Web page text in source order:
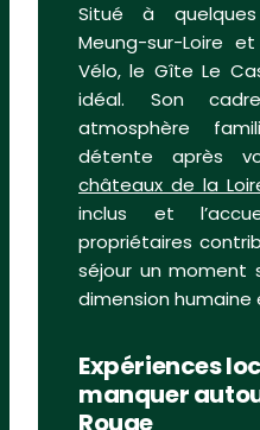
Situé à quelques
Meung-sur-Loire
Vélo, le Gîte Le
idéal. Son
atmosphère
détente après
châteaux de la
inclus et
propriétaires
séjour un moment
dimension humaine
Expériences
manquer
Rouge